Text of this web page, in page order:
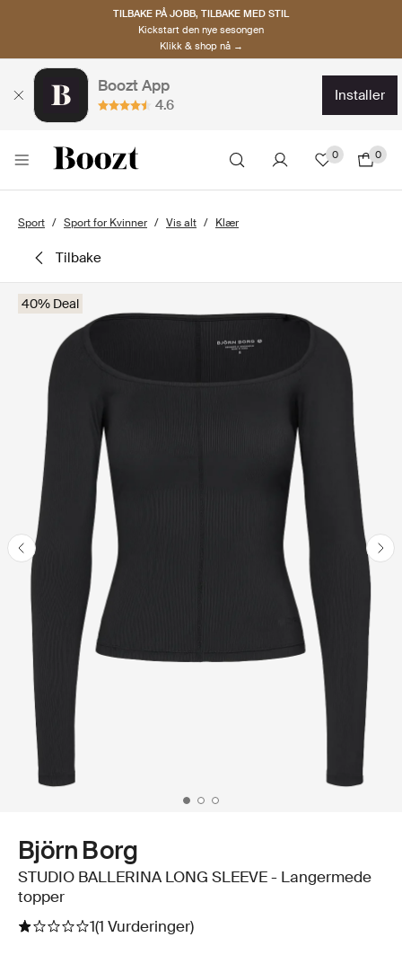
TILBAKE PÅ JOBB, TILBAKE MED STIL
Kickstart den nye sesongen
Klikk & shop nå →
Boozt App
4.6
installer
0 0
Sport Sport for Kvinner Vis alt Klær
tilbake
40% Deal
Björn Borg
STUDIO BALLERINA LONG SLEEVE - Langermede
topper
1(1 Vurderinger)